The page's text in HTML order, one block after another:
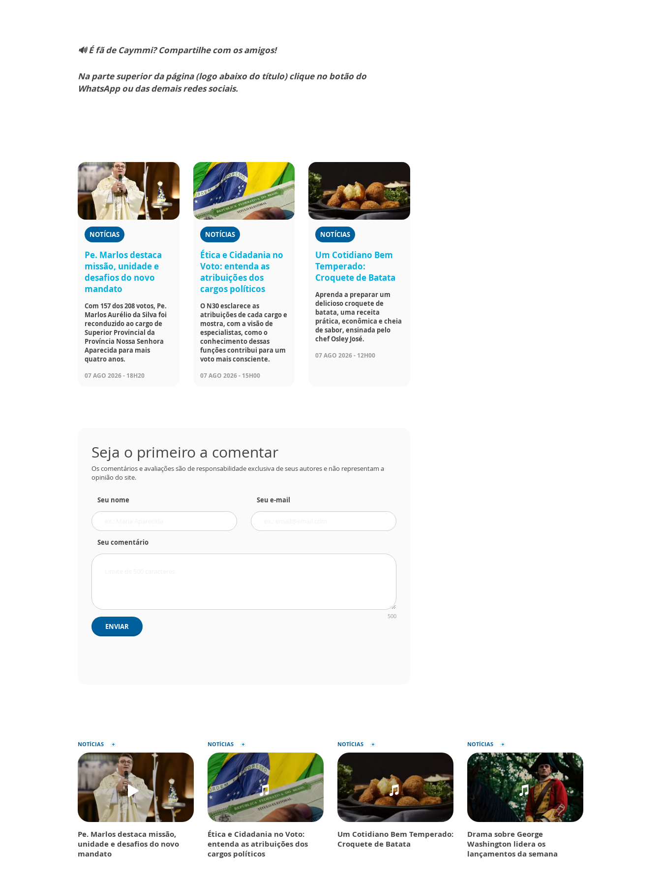
🔊 É fã de Caymmi? Compartilhe com os amigos!
Na parte superior da página (logo abaixo do título) clique no botão do
WhatsApp ou das demais redes sociais.
NOTÍCIAS
Pe. Marlos destaca
missão, unidade e
desafios do novo
mandato
Com 157 dos 208 votos, Pe.
Marlos Aurélio da Silva foi
reconduzido ao cargo de
Superior Provincial da
Província Nossa Senhora
Aparecida para mais
quatro anos.
07 AGO 2026 - 18H20
NOTÍCIAS
Ética e Cidadania no
Voto: entenda as
atribuições dos
cargos políticos
O N30 esclarece as
atribuições de cada cargo e
mostra, com a visão de
especialistas, como o
conhecimento dessas
funções contribui para um
voto mais consciente.
07 AGO 2026 - 15H00
NOTÍCIAS
Um Cotidiano Bem
Temperado:
Croquete de Batata
Aprenda a preparar um
delicioso croquete de
batata, uma receita
prática, econômica e cheia
de sabor, ensinada pelo
chef Osley José.
07 AGO 2026 - 12H00
Seja o primeiro a comentar
Os comentários e avaliações são de responsabilidade exclusiva de seus autores e não representam a
opinião do site.
Seu nome Seu e-mail
Seu comentário
500
ENVIAR
NOTÍCIAS
Pe. Marlos destaca missão,
unidade e desafios do novo
mandato
NOTÍCIAS
Ética e Cidadania no Voto:
entenda as atribuições dos
cargos políticos
NOTÍCIAS
Um Cotidiano Bem Temperado:
Croquete de Batata
NOTÍCIAS
Drama sobre George
Washington lidera os
lançamentos da semana